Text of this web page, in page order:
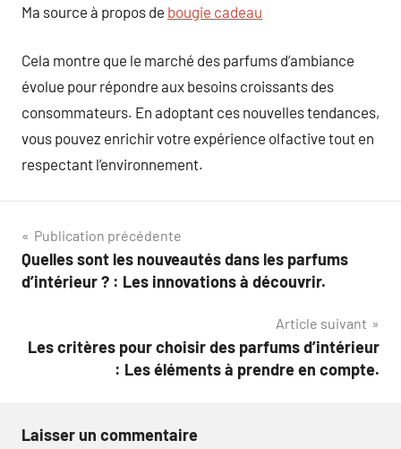
Ma source à propos de bougie cadeau
Cela montre que le marché des parfums d’ambiance
évolue pour répondre aux besoins croissants des
consommateurs. En adoptant ces nouvelles tendances,
vous pouvez enrichir votre expérience olfactive tout en
respectant l’environnement.
Navigation
de
Publication précédente
Quelles sont les nouveautés dans les parfums
d’intérieur ? : Les innovations à découvrir.
Article suivant
Les critères pour choisir des parfums d’intérieur
: Les éléments à prendre en compte.
Laisser un commentaire